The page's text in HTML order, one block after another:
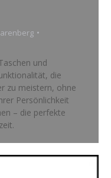
und
die
zu meistern, ohne
Persönlichkeit
– die perfekte